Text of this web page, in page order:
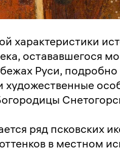
характеристики
остававшегося
Руси, подробно
художественные
ряд псковских
в местном